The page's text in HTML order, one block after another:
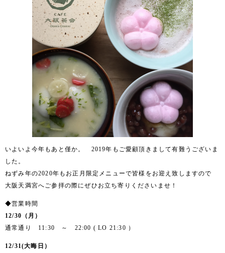
いよいよ今年もあと僅か。 2019年もご愛顧頂きまして有難うございま
した。
ねずみ年の2020年もお正月限定メニューで皆様をお迎え致しますので
大阪天満宮へご参拝の際にぜひお立ち寄りくださいませ！
◆営業時間
12/30（月）
通常通り 11:30 ～ 22:00 ( LO 21:30 ）
12/31(大晦日）